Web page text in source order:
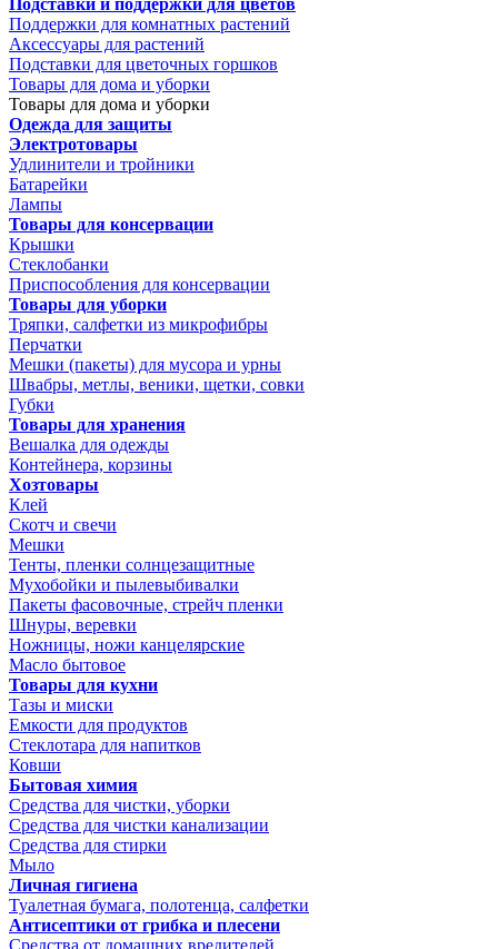
Подставки и поддержки для цветов
Поддержки для комнатных растений
Аксессуары для растений
Подставки для цветочных горшков
Товары для дома и уборки
Товары для дома и уборки
Одежда для защиты
Электротовары
Удлинители и тройники
Батарейки
Лампы
Товары для консервации
Крышки
Стеклобанки
Приспособления для консервации
Товары для уборки
Тряпки, салфетки из микрофибры
Перчатки
Мешки (пакеты) для мусора и урны
Швабры, метлы, веники, щетки, совки
Губки
Товары для хранения
Вешалка для одежды
Контейнера, корзины
Хозтовары
Клей
Скотч и свечи
Мешки
Тенты, пленки солнцезащитные
Мухобойки и пылевыбивалки
Пакеты фасовочные, стрейч пленки
Шнуры, веревки
Ножницы, ножи канцелярские
Масло бытовое
Товары для кухни
Тазы и миски
Емкости для продуктов
Стеклотара для напитков
Ковши
Бытовая химия
Средства для чистки, уборки
Средства для чистки канализации
Средства для стирки
Мыло
Личная гигиена
Туалетная бумага, полотенца, салфетки
Антисептики от грибка и плесени
Средства от домашних вредителей